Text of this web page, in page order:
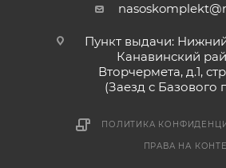
Пункт выдачи:
Канавинский
Вторчермета, д.1,
(Заезд с Базового
ПОЛИТИКА
ПРАВА НА